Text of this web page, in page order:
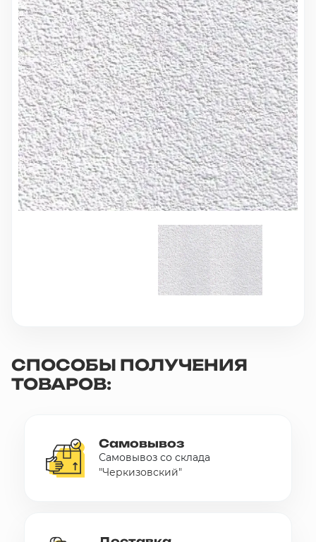
10 000 ₽
Минимальный заказ
+7(495) 988-86-47
sales@stroyholding.ru
Max
Телеграм
Доставка
Оплата
О компании
Все бренды
Контакты
СПОСОБЫ ПОЛУЧЕНИЯ
ТОВАРОВ:
Самовывоз
Самовывоз со склада
"Черкизовский"